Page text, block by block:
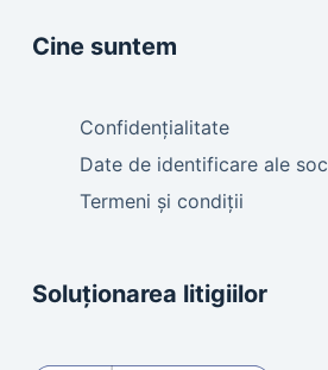
Cine suntem
Confidențialitate
Date de identificare ale
Termeni și condiții
Soluționarea litigiilor